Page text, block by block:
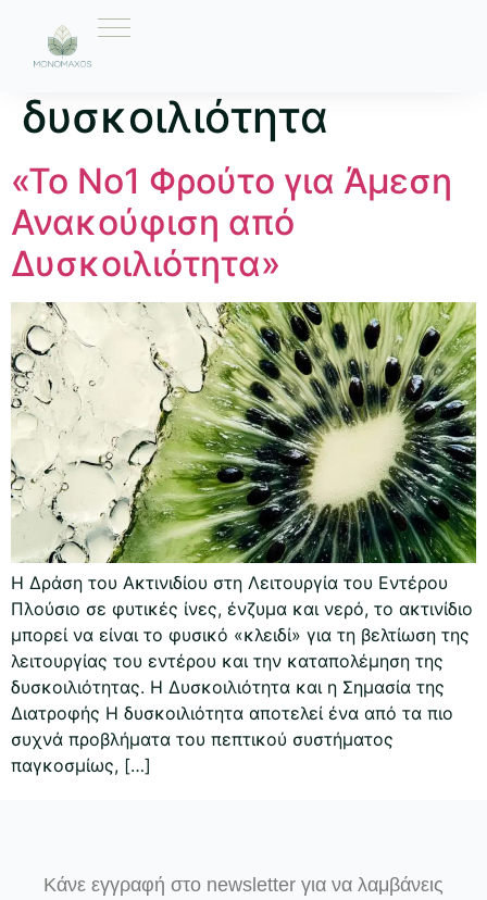
Ετικέτα:
δυσκοιλιότητα
«Το Νο1 Φρούτο για Άμεση
Ανακούφιση από
Δυσκοιλιότητα»
Η Δράση του Ακτινιδίου στη Λειτουργία του Εντέρου
Πλούσιο σε φυτικές ίνες, ένζυμα και νερό, το ακτινίδιο
μπορεί να είναι το φυσικό «κλειδί» για τη βελτίωση της
λειτουργίας του εντέρου και την καταπολέμηση της
δυσκοιλιότητας. Η Δυσκοιλιότητα και η Σημασία της
Διατροφής Η δυσκοιλιότητα αποτελεί ένα από τα πιο
συχνά προβλήματα του πεπτικού συστήματος
παγκοσμίως, […]
Κάνε εγγραφή στο newsletter για να λαμβάνεις